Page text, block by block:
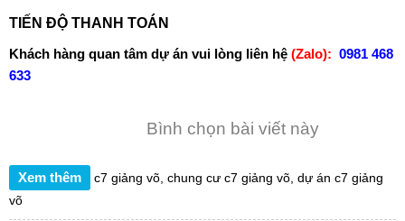
TIẾN ĐỘ THANH TOÁN
Khách hàng quan tâm dự án vui lòng liên hệ (Zalo): 0981 468
633
Bình chọn bài viết này
Xem thêm c7 giảng võ, chung cư c7 giảng võ, dự án c7 giảng
võ